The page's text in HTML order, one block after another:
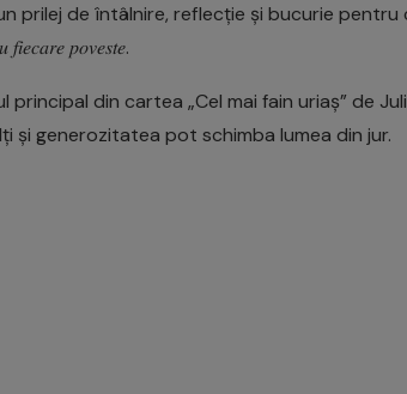
prilej de întâlnire, reflecție și bucurie pentru
𝑝𝑜𝑣𝑒𝑠𝑡𝑒.
din cartea „Cel mai fain uriaș” de
și generozitatea pot schimba lumea din jur.